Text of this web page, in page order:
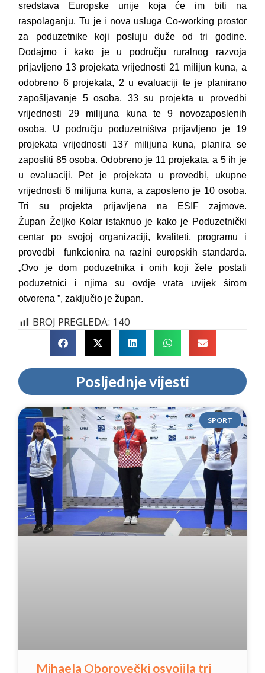
sredstava Europske unije
koja će im biti na
raspolaganju.Tu je i nova usluga Co-working prostor
za poduzetnike koji posluju duže od tri godine.
Dodajmo i kako je u području ruralnog razvoja
prijavljeno 13 projekata vrijednosti 21 milijun kuna, a
odobreno 6 projekata, 2 u evaluaciji te je planirano
zapošljavanje 5 osoba. 33 su projekta u provedbi
vrijednosti 29 milijuna kuna te 9 novozaposlenih
osoba. U području poduzetništva prijavljeno je 19
projekata vrijednosti 137 milijuna kuna, planira se
zaposliti 85 osoba. Odobreno je 11 projekata, a 5 ih je
u evaluaciji. Pet je projekata u provedbi, ukupne
vrijednosti 6 milijuna kuna, a zaposleno je 10 osoba.
Tri su projekta prijavljena na ESIF zajmove.
Župan Željko Kolar istaknuo je kako je Poduzetnički
centar po svojoj organizaciji, kvaliteti, programu i
provedbi funkcionira na razini europskih standarda.
„Ovo je dom poduzetnika i onih koji žele postati
poduzetnici i njima su ovdjevrata uvijek širom
otvorena ”,zaključio je župan.
BROJ PREGLEDA: 140
Posljednje vijesti
SPORT
Mihaela Oborovečki osvojila tri